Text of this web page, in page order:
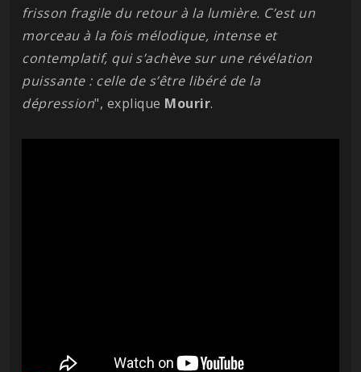
frisson fragile du retour à la lumière. C’est un
morceau à la fois mélodique, intense et
contemplatif, qui s’achève sur une révélation
puissante : celle de s’être libéré de la
dépression", explique Mourir.